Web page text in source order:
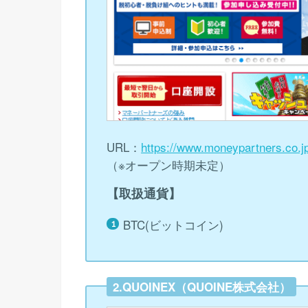
URL： https://
（※オープン時期未定）
【取扱通貨】
BTC(ビットコイン)
2.QUOINEX（QUOINE株式会社）